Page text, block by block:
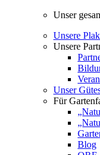
Unser
Unsere
Unsere
Unser
Für
Blog